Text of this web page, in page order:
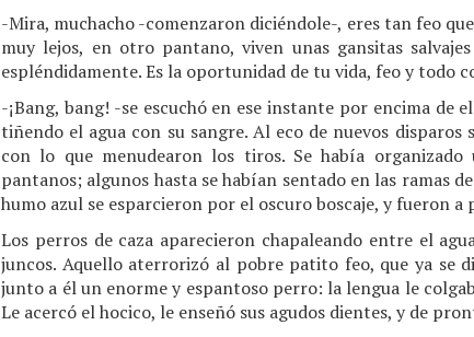
-Mira, muchacho -comenzaron diciéndole-, eres tan feo
muy lejos, en otro pantano, viven unas gansitas
espléndidamente. Es la oportunidad de tu vida, feo y todo
-¡Bang, bang! -se escuchó en ese instante por encima de
tiñendo el agua con su sangre. Al eco de nuevos disparos
con lo que menudearon los tiros. Se había
pantanos; algunos hasta se habían sentado en las ramas
humo azul se esparcieron por el oscuro boscaje, y fueron a
Los perros de caza aparecieron chapaleando entre el
juncos. Aquello aterrorizó al pobre patito feo, que ya se
junto a él un enorme y espantoso perro: la lengua le
Le acercó el hocico, le enseñó sus agudos dientes, y de